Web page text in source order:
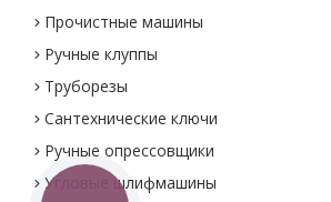
Прочистные машины
Ручные клуппы
Труборезы
Сантехнические ключи
Ручные опрессовщики
Угловые шлифмашины